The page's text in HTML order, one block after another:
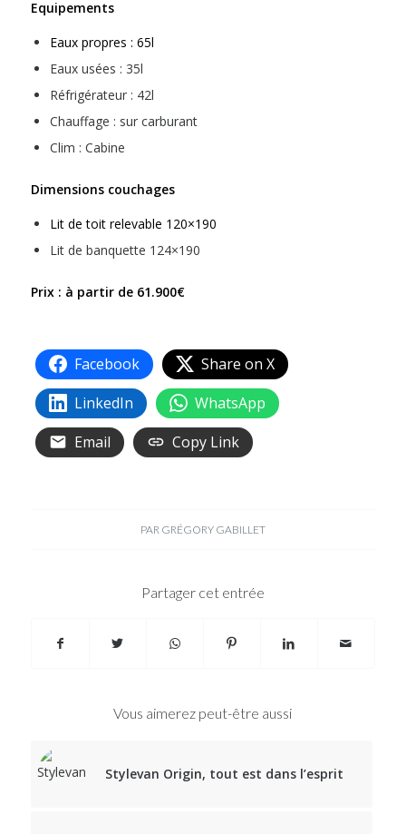
Equipements
Eaux propres : 65l
Eaux usées : 35l
Réfrigérateur : 42l
Chauffage : sur carburant
Clim : Cabine
Dimensions couchages
Lit de toit relevable 120×190
Lit de banquette 124×190
Prix : à partir de 61.900€
Facebook
Share on X
LinkedIn
WhatsApp
Email
Copy Link
PAR GRÉGORY GABILLET
Partager cet entrée
Vous aimerez peut-être aussi
Stylevan Origin, tout est dans l’esprit